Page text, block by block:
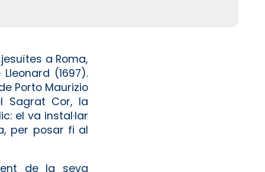
a Roma,
(1697).
Porto Mau­rizio
Sagrat Cor, la
el va instal·lar
per posar fi al
de la seva